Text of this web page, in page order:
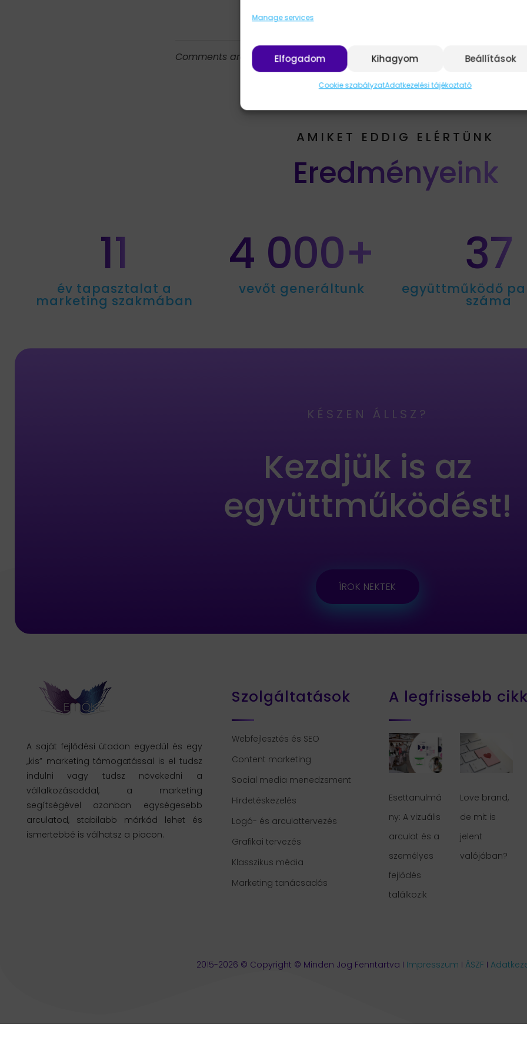
Manage services
Elfogadom Kihagyom Beállítások
Cookie szabályzatAdatkezelési tájékoztató
Comments are closed.
AMIKET EDDIG ELÉRTÜNK
Eredményeink
11
év tapasztalat a
marketing szakmában
4 000+
vevőt generáltunk
37
együttműködő
száma
KÉSZEN ÁLLSZ?
Kezdjük is az
együttműködést!
ÍROK NEKTEK
A saját fejlődési útadon egyedül és egy
„kis” marketing támogatással is el tudsz
indulni vagy tudsz növekedni a
vállalkozásoddal, a marketing
segítségével azonban egységesebb
arculatod, stabilabb márkád lehet és
ismertebbé is válhatsz a piacon.
Szolgáltatások
Webfejlesztés és SEO
Content marketing
Social media menedzsment
Hirdetéskezelés
Logó- és arculattervezés
Grafikai tervezés
Klasszikus média
Marketing tanácsadás
A legfrissebb
Esettanulmá
ny: A vizuális
arculat és a
személyes
fejlődés
találkozik
Love brand,
de mit is
jelent
valójában?
2015-2026 © Copyright © Minden Jog Fenntartva I Impresszum I ÁSZF I